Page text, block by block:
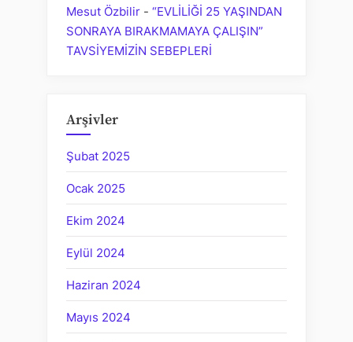
Mesut Özbilir - “EVLİLİĞİ 25 YAŞINDAN
SONRAYA BIRAKMAMAYA ÇALIŞIN”
TAVSİYEMİZİN SEBEPLERİ
Arşivler
Şubat 2025
Ocak 2025
Ekim 2024
Eylül 2024
Haziran 2024
Mayıs 2024